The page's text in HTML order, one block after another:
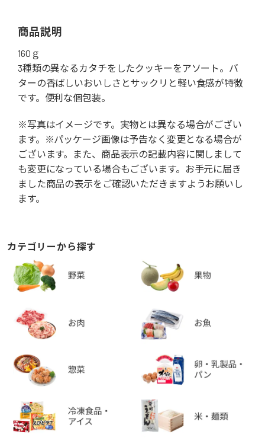
商品説明
160ｇ
3種類の異なるカタチをしたクッキーをアソート。バ
ターの香ばしいおいしさとサックリと軽い食感が特徴
です。便利な個包装。
※写真はイメージです。実物とは異なる場合がござい
ます。※パッケージ画像は予告なく変更となる場合が
ございます。また、商品表示の記載内容に関しまして
も変更になっている場合もございます。お手元に届き
ました商品の表示をご確認いただきますようお願いし
ます。
カテゴリーから探す